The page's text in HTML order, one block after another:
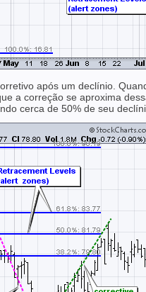
após um declínio.
a correção se aproxima
cerca de 50% de seu